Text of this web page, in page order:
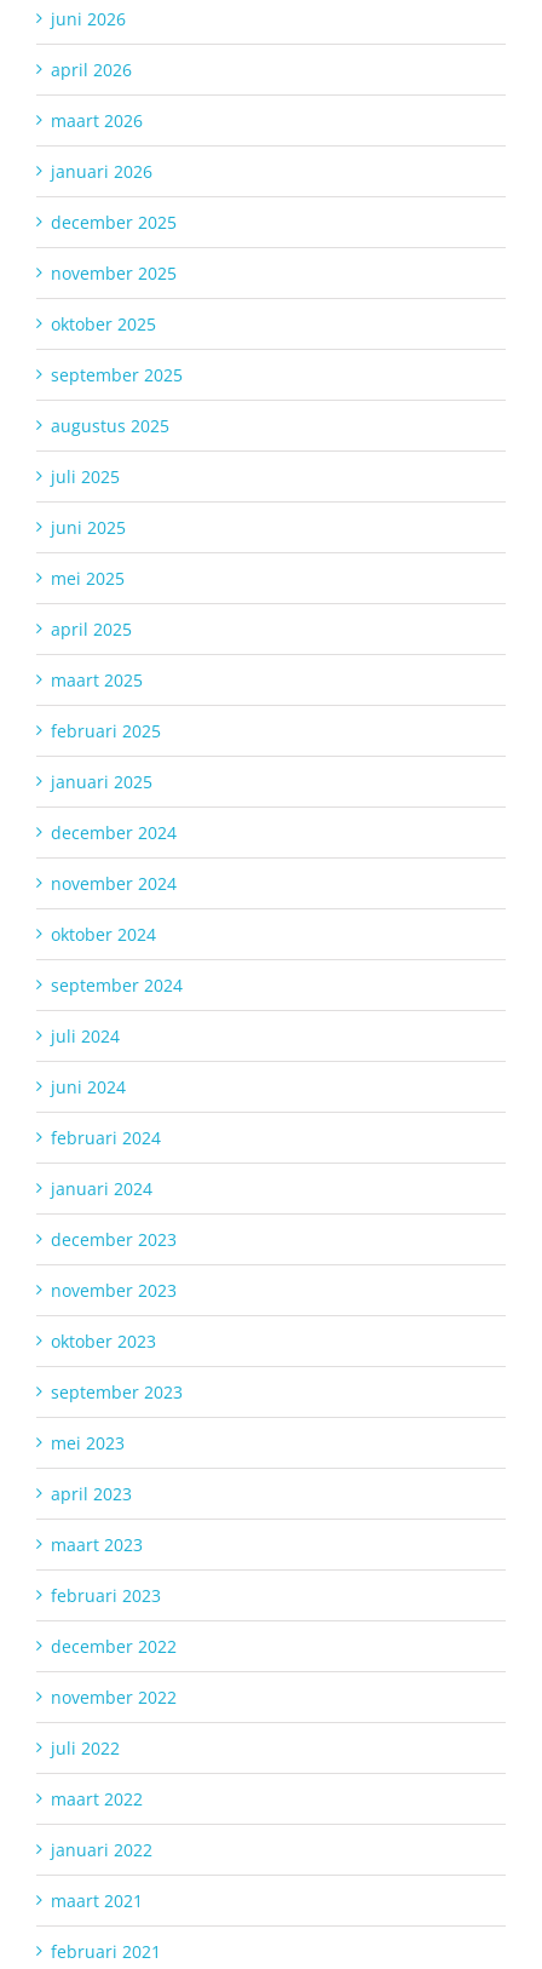
juni 2026
april 2026
maart 2026
januari 2026
december 2025
november 2025
oktober 2025
september 2025
augustus 2025
juli 2025
juni 2025
mei 2025
april 2025
maart 2025
februari 2025
januari 2025
december 2024
november 2024
oktober 2024
september 2024
juli 2024
juni 2024
februari 2024
januari 2024
december 2023
november 2023
oktober 2023
september 2023
mei 2023
april 2023
maart 2023
februari 2023
december 2022
november 2022
juli 2022
maart 2022
januari 2022
maart 2021
februari 2021